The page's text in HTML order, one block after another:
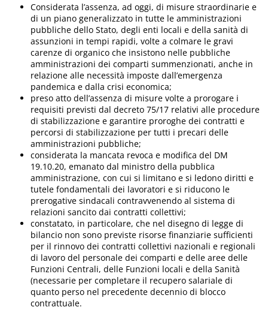
Considerata l’assenza, ad oggi, di misure straordinarie e
di un piano generalizzato in tutte le amministrazioni
pubbliche dello Stato, degli enti locali e della sanità di
assunzioni in tempi rapidi, volte a colmare le gravi
carenze di organico che insistono nelle pubbliche
amministrazioni dei comparti summenzionati, anche in
relazione alle necessità imposte dall’emergenza
pandemica e dalla crisi economica;
preso atto dell’assenza di misure volte a prorogare i
requisiti previsti dal decreto 75/17 relativi alle procedure
di stabilizzazione e garantire proroghe dei contratti e
percorsi di stabilizzazione per tutti i precari delle
amministrazioni pubbliche;
considerata la mancata revoca e modifica del DM
19.10.20, emanato dal ministro della pubblica
amministrazione, con cui si limitano e si ledono diritti e
tutele fondamentali dei lavoratori e si riducono le
prerogative sindacali contravvenendo al sistema di
relazioni sancito dai contratti collettivi;
constatato, in particolare, che nel disegno di legge di
bilancio non sono previste risorse finanziarie sufficienti
per il rinnovo dei contratti collettivi nazionali e regionali
di lavoro del personale dei comparti e delle aree delle
Funzioni Centrali, delle Funzioni locali e della Sanità
(necessarie per completare il recupero salariale di
quanto perso nel precedente decennio di blocco
contrattuale.